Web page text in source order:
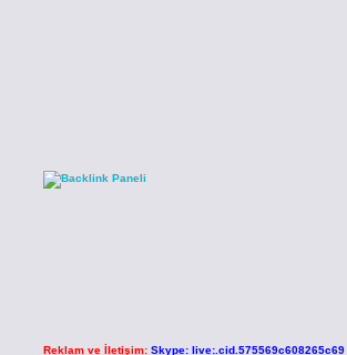
Reklam ve İletişim: Skype: live:.cid.575569c608265c69